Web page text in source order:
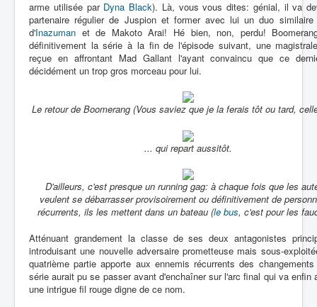
arme utilisée par Dyna Black). Là, vous vous dites: génial, il va
partenaire régulier de Juspion et former avec lui un duo
d'Inazuman et de Makoto Arai! Hé bien, non, perdu!
définitivement la série à la fin de l'épisode suivant, une
reçue en affrontant Mad Gallant l'ayant convaincu que ce
décidément un trop gros morceau pour lui.
Le retour de Boomerang (Vous saviez que je la ferais tôt ou tard,
... qui repart aussitôt.
D'ailleurs, c'est presque un running gag: à chaque fois que les
veulent se débarrasser provisoirement ou définitivement de
récurrents, ils les mettent dans un bateau (le bus, c'est pour les
Atténuant grandement la classe de ses deux antagonistes
introduisant une nouvelle adversaire prometteuse mais sous-
quatrième partie apporte aux ennemis récurrents des
série aurait pu se passer avant d'enchaîner sur l'arc final qui va enfin
une intrigue fil rouge digne de ce nom.